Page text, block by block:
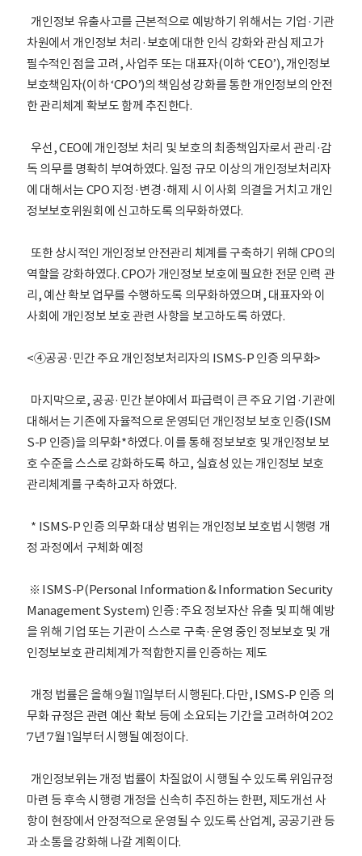
개인정보 유출사고를 근본적으로 예방하기 위해서는 기업·기관
차원에서 개인정보 처리·보호에 대한 인식 강화와 관심 제고가
필수적인 점을 고려, 사업주 또는 대표자(이하 ‘CEO’), 개인정보
보호책임자(이하 ‘CPO’)의 책임성 강화를 통한 개인정보의 안전
한 관리체계 확보도 함께 추진한다.
우선, CEO에 개인정보 처리 및 보호의 최종책임자로서 관리·감
독 의무를 명확히 부여하였다. 일정 규모 이상의 개인정보처리자
에 대해서는 CPO 지정·변경·해제 시 이사회 의결을 거치고 개인
정보보호위원회에 신고하도록 의무화하였다.
또한 상시적인 개인정보 안전관리 체계를 구축하기 위해 CPO의
역할을 강화하였다. CPO가 개인정보 보호에 필요한 전문 인력 관
리, 예산 확보 업무를 수행하도록 의무화하였으며, 대표자와 이
사회에 개인정보 보호 관련 사항을 보고하도록 하였다.
<④공공·민간 주요 개인정보처리자의 ISMS-P 인증 의무화>
마지막으로, 공공·민간 분야에서 파급력이 큰 주요 기업·기관에
대해서는 기존에 자율적으로 운영되던 개인정보 보호 인증(ISM
S-P 인증)을 의무화*하였다. 이를 통해 정보보호 및 개인정보 보
호 수준을 스스로 강화하도록 하고, 실효성 있는 개인정보 보호
관리체계를 구축하고자 하였다.
* ISMS-P 인증 의무화 대상 범위는 개인정보 보호법 시행령 개
정 과정에서 구체화 예정
※ ISMS-P(Personal Information & Information Security
Management System) 인증 : 주요 정보자산 유출 및 피해 예방
을 위해 기업 또는 기관이 스스로 구축·운영 중인 정보보호 및 개
인정보보호 관리체계가 적합한지를 인증하는 제도
개정 법률은 올해 9월 11일부터 시행된다. 다만, ISMS-P 인증 의
무화 규정은 관련 예산 확보 등에 소요되는 기간을 고려하여 202
7년 7월 1일부터 시행될 예정이다.
개인정보위는 개정 법률이 차질없이 시행될 수 있도록 위임규정
마련 등 후속 시행령 개정을 신속히 추진하는 한편, 제도개선 사
항이 현장에서 안정적으로 운영될 수 있도록 산업계, 공공기관 등
과 소통을 강화해 나갈 계획이다.